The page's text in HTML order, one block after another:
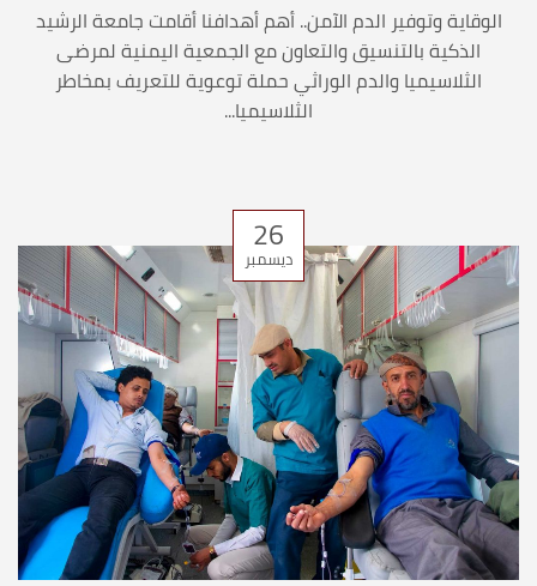
الوقاية وتوفير الدم الآمن.. أهم أهدافنا أقامت جامعة الرشيد
الذكية بالتنسيق والتعاون مع الجمعية اليمنية لمرضى
الثلاسيميا والدم الوراثي حملة توعوية للتعريف بمخاطر
الثلاسيميا...
26
ديسمبر